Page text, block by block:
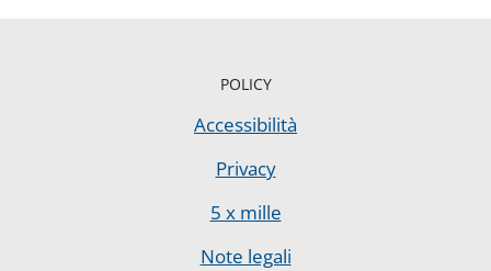
POLICY
Accessibilità
Privacy
5 x mille
Note legali